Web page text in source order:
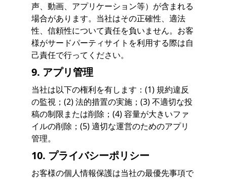
声、動画、アプリケーション等）が含まれる
場合があります。当社はその正確性、適法
性、信頼性について責任を負いません。お客
様がサードパーティサイトを利用する際は自
己責任で行ってください。
9. アプリ管理
当社は以下の権利を有します：(1) 規約違反
の監視；(2) 法的措置の実施；(3) 不適切な投
稿の制限または削除；(4) 容量が大きいファ
イルの削除；(5) 適切な運営のためのアプリ
管理。
10. プライバシーポリシー
お客様の個人情報保護は当社の最優先事項で